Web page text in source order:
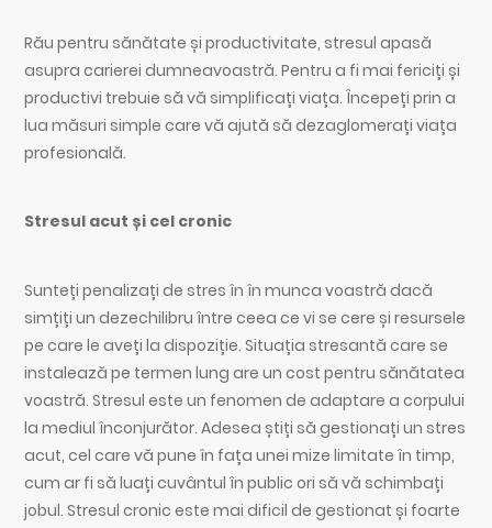
Rău pentru sănătate și productivitate, stresul apasă
asupra carierei dumneavoastră. Pentru a fi mai fericiți și
productivi trebuie să vă simplificați viața. Începeți prin a
lua măsuri simple care vă ajută să dezaglomerați viața
profesională.
Stresul acut și cel cronic
Sunteți penalizați de stres în în munca voastră dacă
simțiți un dezechilibru între ceea ce vi se cere și resursele
pe care le aveți la dispoziție. Situația stresantă care se
instalează pe termen lung are un cost pentru sănătatea
voastră. Stresul este un fenomen de adaptare a corpului
la mediul înconjurător. Adesea știți să gestionați un stres
acut, cel care vă pune în fața unei mize limitate în timp,
cum ar fi să luați cuvântul în public ori să vă schimbați
jobul. Stresul cronic este mai dificil de gestionat și foarte